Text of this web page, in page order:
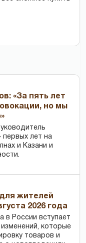
«За пять лет
но мы
первых лет на
и Казани и
жителей
2026 года
в России вступает
которые
товаров и